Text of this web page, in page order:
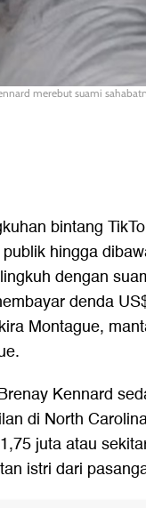
merebut suami
bintang
hingga
dengan
denda
Montague,
Kennard
di North
juta atau
istri dari